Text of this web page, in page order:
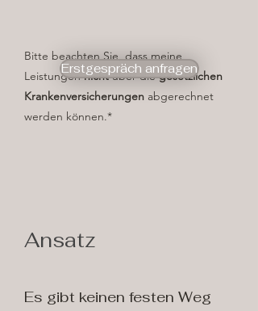
Bitte beachten Sie, dass meine
Leistungennichtüber diegesetzlichen
Krankenversicherungen abgerechnet
werden können.*
Erstgespräch anfragen
Ansatz
​Es gibt keinen festen Weg